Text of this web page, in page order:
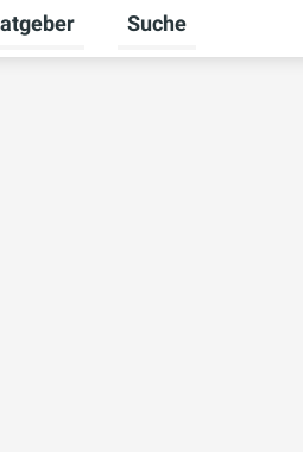
für Unternehmen
Untermenü für
Suche